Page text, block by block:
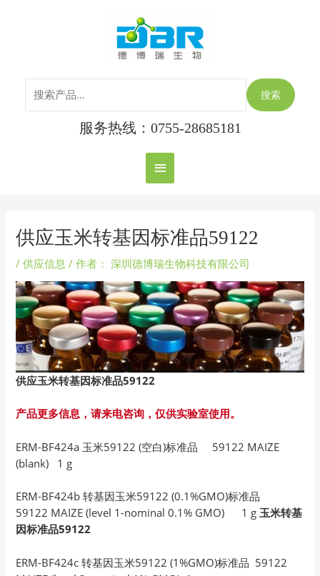
主
菜
单
搜索
服务热线：0755-28685181
供应玉米转基因标准品59122
/供应信息 / 作者： 深圳德博瑞生物科技有限公司
供应玉米转基因标准品59122
产品更多信息，请来电咨询，仅供实验室使用。
ERM-BF424a 玉米59122 (空白)标准品 59122 MAIZE
(blank) 1 g
ERM-BF424b 转基因玉米59122 (0.1%GMO)标准品
59122 MAIZE (level 1-nominal 0.1% GMO) 1 g玉米转基
因标准品59122
ERM-BF424c 转基因玉米59122 (1%GMO)标准品 59122